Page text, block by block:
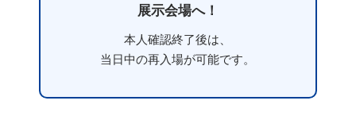
展示会場へ！​
本人確認終了後は、
当日中の再入場が可能です。